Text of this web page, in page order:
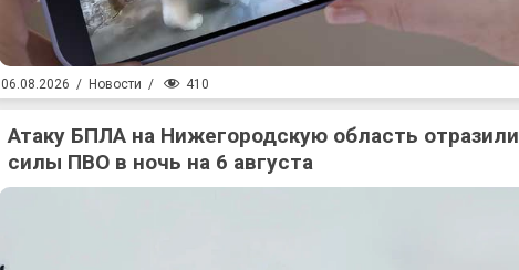
06.08.2026 / Новости / 410
Атаку БПЛА на Нижегородскую область отразили
силы ПВО в ночь на 6 августа